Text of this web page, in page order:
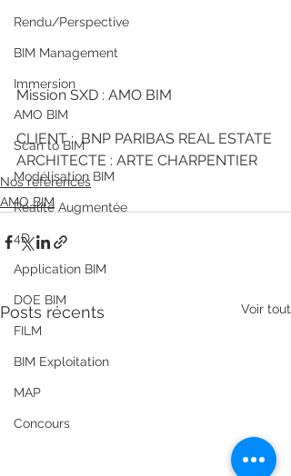
Rendu/Perspective
BIM Management
Immersion
AMO BIM
Scan to BIM
Modélisation BIM
Réalité Augmentée
4D
Application BIM
DOE BIM
FILM
BIM Exploitation
MAP
Concours
Mission SXD : AMO BIM
CLIENT :  BNP PARIBAS REAL ESTATE
ARCHITECTE : ARTE CHARPENTIER
Nos références
AMO BIM
Posts récents Voir tout